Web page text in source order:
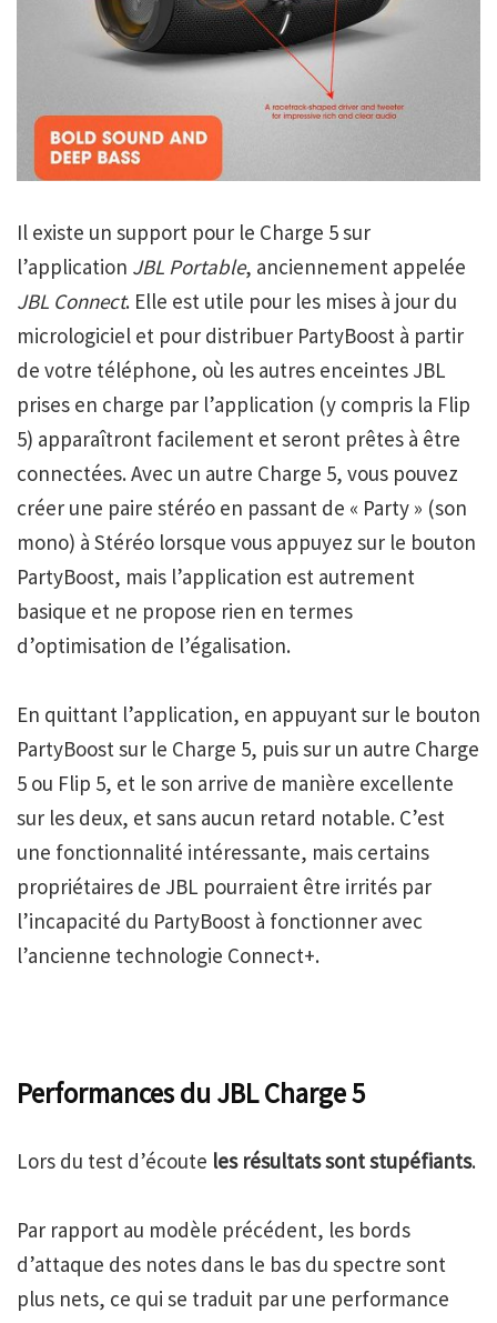
Il existe un support pour le Charge 5 sur
l’application JBL Portable, anciennement appelée
JBL Connect. Elle est utile pour les mises à jour du
micrologiciel et pour distribuer PartyBoost à partir
de votre téléphone, où les autres enceintes JBL
prises en charge par l’application (y compris la Flip
5) apparaîtront facilement et seront prêtes à être
connectées. Avec un autre Charge 5, vous pouvez
créer une paire stéréo en passant de « Party » (son
mono) à Stéréo lorsque vous appuyez sur le bouton
PartyBoost, mais l’application est autrement
basique et ne propose rien en termes
d’optimisation de l’égalisation.
En quittant l’application, en appuyant sur le bouton
PartyBoost sur le Charge 5, puis sur un autre Charge
5 ou Flip 5, et le son arrive de manière excellente
sur les deux, et sans aucun retard notable. C’est
une fonctionnalité intéressante, mais certains
propriétaires de JBL pourraient être irrités par
l’incapacité du PartyBoost à fonctionner avec
l’ancienne technologie Connect+.
Performances du JBL Charge 5
Lors du test d’écoute les résultats sont stupéfiants.
Par rapport au modèle précédent, les bords
d’attaque des notes dans le bas du spectre sont
plus nets, ce qui se traduit par une performance